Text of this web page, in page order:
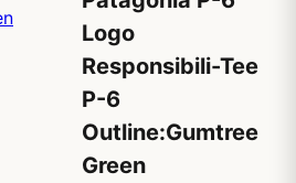
Logo
Responsibili-Tee
P-6
Outline:Gumtree
Green